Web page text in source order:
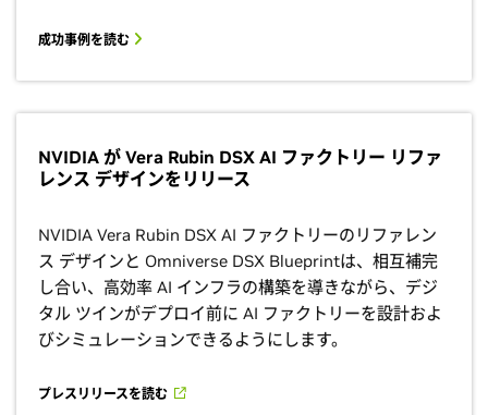
成功事例を読む
NVIDIA が Vera Rubin DSX AI ファクトリー リファ
レンス デザインをリリース
NVIDIA Vera Rubin DSX AI ファクトリーのリファレン
ス デザインと Omniverse DSX Blueprintは、相互補完
し合い、高効率 AI インフラの構築を導きながら、デジ
タル ツインがデプロイ前に AI ファクトリーを設計およ
びシミュレーションできるようにします。
プレスリリースを読む